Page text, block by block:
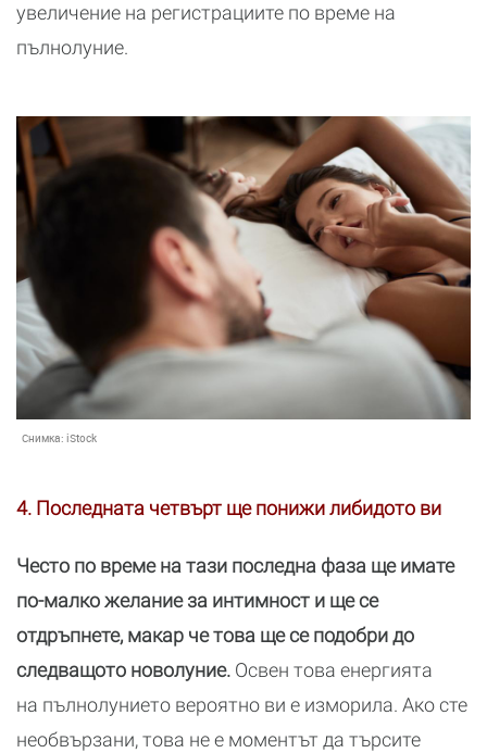
увеличение на регистрациите по време на
пълнолуние.
Снимка: iStock
4. Последната четвърт ще понижи либидото ви
Често по време на тази последна фаза ще имате
по-малко желание за интимност и ще се
отдръпнете, макар че това ще се подобри до
следващото новолуние. Освен това енергията
на пълнолунието вероятно ви е изморила. Ако сте
необвързани, това не е моментът да търсите